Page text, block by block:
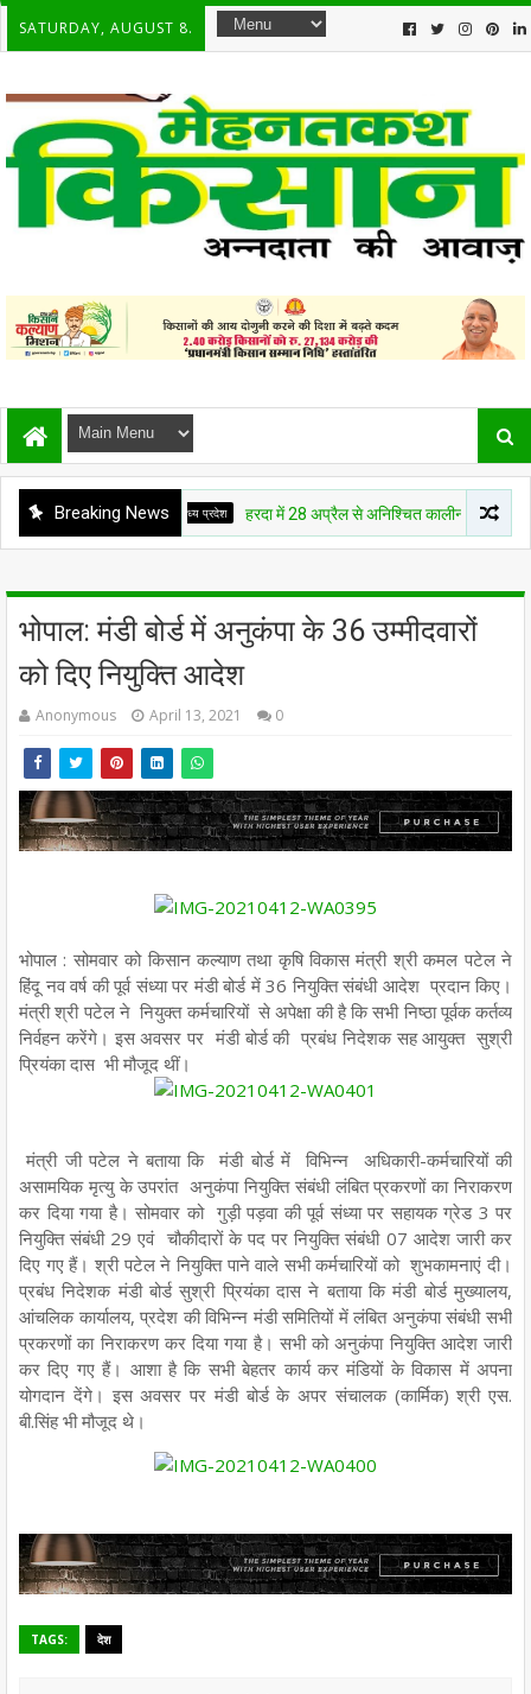
SATURDAY, AUGUST 8.
Breaking News
मध्य प्रदेश हरदा में 28 अप्रैल से अनिश्चित कालीन किसान क्रांति
भोपाल: मंडी बोर्ड में अनुकंपा के 36 उम्मीदवारों
को दिए नियुक्ति आदेश
Anonymous April 13, 2021 0
भोपाल : सोमवार को किसान कल्याण तथा कृषि विकास मंत्री श्री कमल पटेल ने
हिंदू नव वर्ष की पूर्व संध्या पर मंडी बोर्ड में 36 नियुक्ति संबंधी आदेश प्रदान किए।
मंत्री श्री पटेल ने नियुक्त कर्मचारियों से अपेक्षा की है कि सभी निष्ठा पूर्वक कर्तव्य
निर्वहन करेंगे। इस अवसर पर मंडी बोर्ड की प्रबंध निदेशक सह आयुक्त सुश्री
प्रियंका दास भी मौजूद थीं।
मंत्री जी पटेल ने बताया कि मंडी बोर्ड में विभिन्न अधिकारी-कर्मचारियों की
असामयिक मृत्यु के उपरांत अनुकंपा नियुक्ति संबंधी लंबित प्रकरणों का निराकरण
कर दिया गया है। सोमवार को गुड़ी पड़वा की पूर्व संध्या पर सहायक ग्रेड 3 पर
नियुक्ति संबंधी 29 एवं चौकीदारों के पद पर नियुक्ति संबंधी 07 आदेश जारी कर
दिए गए हैं। श्री पटेल ने नियुक्ति पाने वाले सभी कर्मचारियों को शुभकामनाएं दी।
प्रबंध निदेशक मंडी बोर्ड सुश्री प्रियंका दास ने बताया कि मंडी बोर्ड मुख्यालय,
आंचलिक कार्यालय, प्रदेश की विभिन्न मंडी समितियों में लंबित अनुकंपा संबंधी सभी
प्रकरणों का निराकरण कर दिया गया है। सभी को अनुकंपा नियुक्ति आदेश जारी
कर दिए गए हैं। आशा है कि सभी बेहतर कार्य कर मंडियों के विकास में अपना
योगदान देंगे। इस अवसर पर मंडी बोर्ड के अपर संचालक (कार्मिक) श्री एस.
बी.सिंह भी मौजूद थे।
TAGS: देश